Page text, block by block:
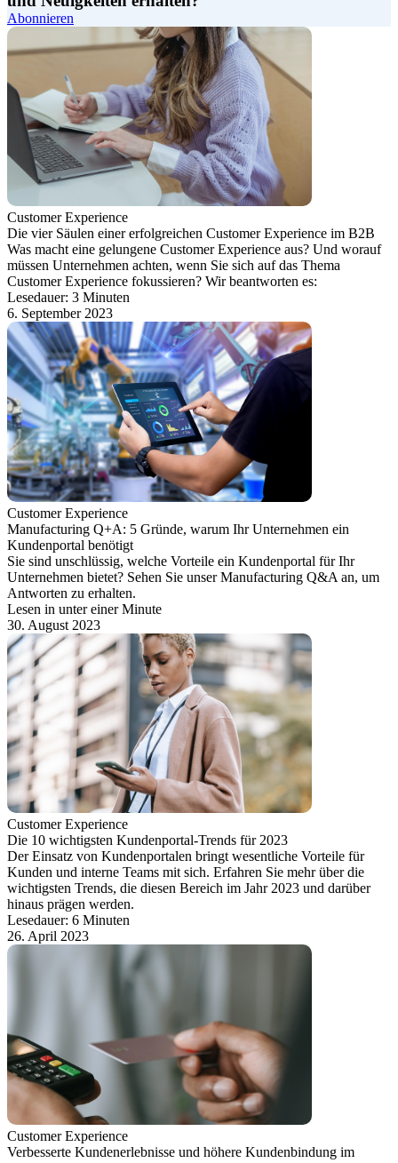
Abonnieren
Customer Experience
Die vier Säulen einer erfolgreichen Customer Experience im B2B
Was macht eine gelungene Customer Experience aus? Und worauf
müssen Unternehmen achten, wenn Sie sich auf das Thema
Customer Experience fokussieren? Wir beantworten es:
Lesedauer: 3 Minuten
6. September 2023
Customer Experience
Manufacturing Q+A: 5 Gründe, warum Ihr Unternehmen ein
Kundenportal benötigt
Sie sind unschlüssig, welche Vorteile ein Kundenportal für Ihr
Unternehmen bietet? Sehen Sie unser Manufacturing Q&A an, um
Antworten zu erhalten.
Lesen in unter einer Minute
30. August 2023
Customer Experience
Die 10 wichtigsten Kundenportal-Trends für 2023
Der Einsatz von Kundenportalen bringt wesentliche Vorteile für
Kunden und interne Teams mit sich. Erfahren Sie mehr über die
wichtigsten Trends, die diesen Bereich im Jahr 2023 und darüber
hinaus prägen werden.
Lesedauer: 6 Minuten
26. April 2023
Customer Experience
Verbesserte Kundenerlebnisse und höhere Kundenbindung im